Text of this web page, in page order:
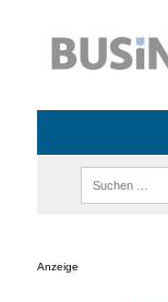
Anzeige